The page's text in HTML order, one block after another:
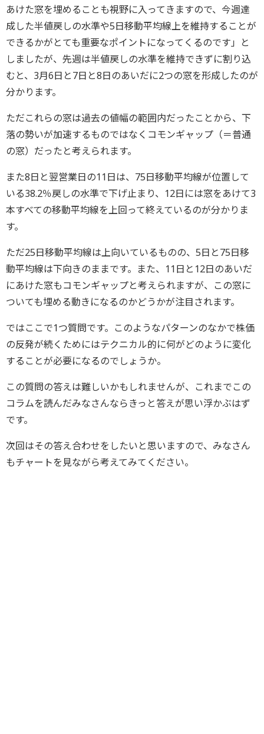
あけた窓を埋めることも視野に入ってきますので、今週達
成した半値戻しの水準や5日移動平均線上を維持することが
できるかがとても重要なポイントになってくるのです」と
しましたが、先週は半値戻しの水準を維持できずに割り込
むと、3月6日と7日と8日のあいだに2つの窓を形成したのが
分かります。
ただこれらの窓は過去の値幅の範囲内だったことから、下
落の勢いが加速するものではなくコモンギャップ（＝普通
の窓）だったと考えられます。
また8日と翌営業日の11日は、75日移動平均線が位置して
いる38.2％戻しの水準で下げ止まり、12日には窓をあけて3
本すべての移動平均線を上回って終えているのが分かりま
す。
ただ25日移動平均線は上向いているものの、5日と75日移
動平均線は下向きのままです。また、11日と12日のあいだ
にあけた窓もコモンギャップと考えられますが、この窓に
ついても埋める動きになるのかどうかが注目されます。
ではここで1つ質問です。このようなパターンのなかで株価
の反発が続くためにはテクニカル的に何がどのように変化
することが必要になるのでしょうか。
この質問の答えは難しいかもしれませんが、これまでこの
コラムを読んだみなさんならきっと答えが思い浮かぶはず
です。
次回はその答え合わせをしたいと思いますので、みなさん
もチャートを見ながら考えてみてください。